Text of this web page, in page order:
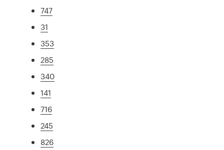
747
31
353
285
340
141
716
245
826